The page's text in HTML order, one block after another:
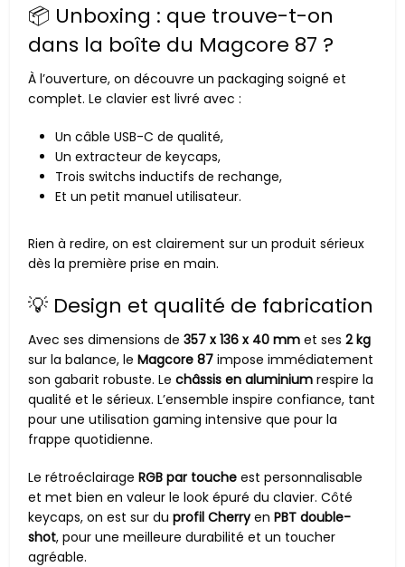
📦 Unboxing : que trouve-t-on
dans la boîte du Magcore 87 ?
À l’ouverture, on découvre un packaging soigné et
complet. Le clavier est livré avec :
Un câble USB-C de qualité,
Un extracteur de keycaps,
Trois switchs inductifs de rechange,
Et un petit manuel utilisateur.
Rien à redire, on est clairement sur un produit sérieux
dès la première prise en main.
💡 Design et qualité de fabrication
Avec ses dimensions de357 x 136 x 40 mm et ses2 kg
sur la balance, leMagcore 87 impose immédiatement
son gabarit robuste. Lechâssis en aluminium respire la
qualité et le sérieux. L’ensemble inspire confiance, tant
pour une utilisation gaming intensive que pour la
frappe quotidienne.
Le rétroéclairageRGB par touche est personnalisable
et met bien en valeur le look épuré du clavier. Côté
keycaps, on est sur duprofil CherryenPBT double-
shot, pour une meilleure durabilité et un toucher
agréable.